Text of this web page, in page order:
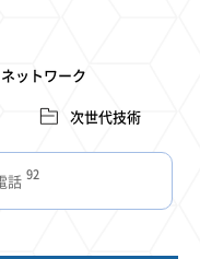
ネットワーク
次世代技術
話 92
ス 63 4Ｇ 59